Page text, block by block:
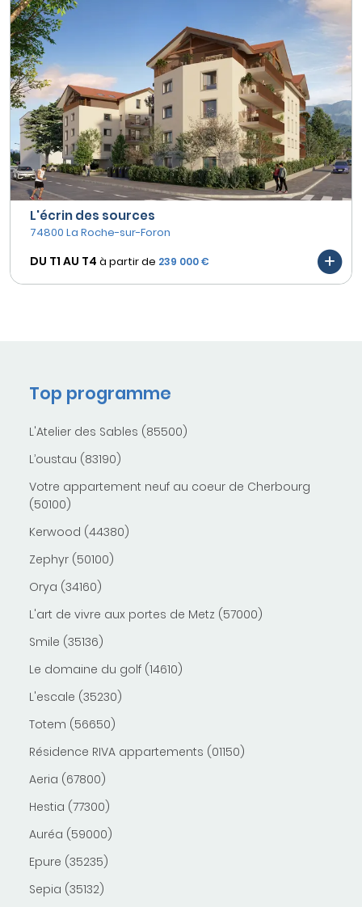
L'écrin des sources
74800 La Roche-sur-Foron
DU T1 AU T4 à partir de 239 000 €
Top programme
L'Atelier des Sables (85500)
L’oustau (83190)
Votre appartement neuf au coeur de Cherbourg
(50100)
Kerwood (44380)
Zephyr (50100)
Orya (34160)
L'art de vivre aux portes de Metz (57000)
Smile (35136)
Le domaine du golf (14610)
L'escale (35230)
Totem (56650)
Résidence RIVA appartements (01150)
Aeria (67800)
Hestia (77300)
Auréa (59000)
Epure (35235)
Sepia (35132)